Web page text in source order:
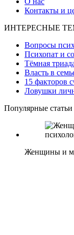
Контакты и
ИНТЕРЕСНЫЕ
Вопросы
Психопат и
Тёмная
Власть в
15 факторов
Ловушки
Популярные
Женщины и